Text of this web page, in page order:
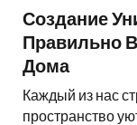
Создание
Правильно
Дома
Каждый из нас
пространство